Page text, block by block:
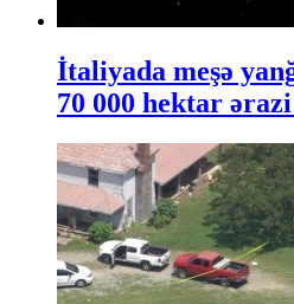
İtaliyada meşə
70 000 hektar